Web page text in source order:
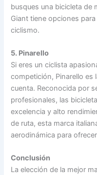
busques una bicicleta de
Giant tiene opciones
ciclismo.
5. Pinarello
Si eres un ciclista
competición, Pinarello es
cuenta. Reconocida por
profesionales, las
excelencia y alto
de ruta, esta marca
aerodinámica para
Conclusión
La elección de la mejor